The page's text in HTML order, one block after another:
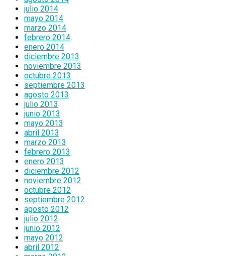
julio 2014
mayo 2014
marzo 2014
febrero 2014
enero 2014
diciembre 2013
noviembre 2013
octubre 2013
septiembre 2013
agosto 2013
julio 2013
junio 2013
mayo 2013
abril 2013
marzo 2013
febrero 2013
enero 2013
diciembre 2012
noviembre 2012
octubre 2012
septiembre 2012
agosto 2012
julio 2012
junio 2012
mayo 2012
abril 2012